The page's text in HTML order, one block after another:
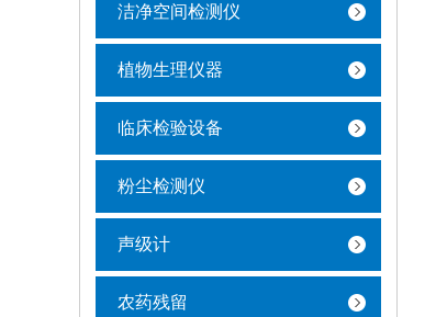
洁净空间检测仪
植物生理仪器
临床检验设备
粉尘检测仪
声级计
农药残留